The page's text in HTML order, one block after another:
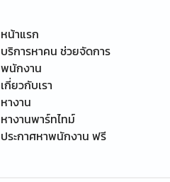
หน้าแรก
บริการหาคน ช่วยจัดการ
พนักงาน
เกี่ยวกับเรา
หางาน
หางานพาร์ทไทม์
ประกาศหาพนักงาน ฟรี